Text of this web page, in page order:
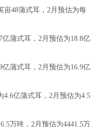
48蒲式耳，2月预估为每
蒲式耳，2月预估为18.8亿
蒲式耳，2月预估为16.9亿
亿蒲式耳，2月预估为4.5
万吨，2月预估为4441.5万